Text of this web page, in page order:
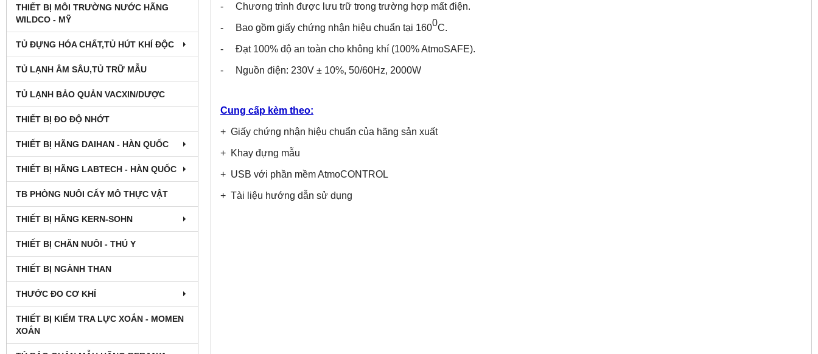
THIẾT BỊ MÔI TRƯỜNG NƯỚC HÃNG
WILDCO - MỸ
TỦ ĐỰNG HÓA CHẤT,TỦ HÚT KHÍ ĐỘC
TỦ LẠNH ÂM SÂU,TỦ TRỮ MẪU
TỦ LẠNH BẢO QUẢN VACXIN/DƯỢC
THIẾT BỊ ĐO ĐỘ NHỚT
THIẾT BỊ HÃNG DAIHAN - HÀN QUỐC
THIẾT BỊ HÃNG LABTECH - HÀN QUỐC
TB PHÒNG NUÔI CẤY MÔ THỰC VẬT
THIẾT BỊ HÃNG KERN-SOHN
THIẾT BỊ CHĂN NUÔI - THÚ Y
THIẾT BỊ NGÀNH THAN
THƯỚC ĐO CƠ KHÍ
THIẾT BỊ KIỂM TRA LỰC XOẮN - MOMEN
XOẮN
- Chương trình được lưu trữ trong trường hợp mất điện.
- Bao gồm giấy chứng nhận hiệu chuẩn tại 1600C.
- Đạt 100% độ an toàn cho không khí (100% AtmoSAFE).
- Nguồn điện: 230V ± 10%, 50/60Hz, 2000W
Cung cấp kèm theo:
+ Giấy chứng nhận hiệu chuẩn của hãng sản xuất
+ Khay đựng mẫu
+ USB với phần mềm AtmoCONTROL
+ Tài liệu hướng dẫn sử dụng